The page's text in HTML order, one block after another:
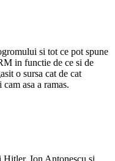
si tot ce pot spune
in functie de ce si de
o sursa cat de cat
asa a ramas.